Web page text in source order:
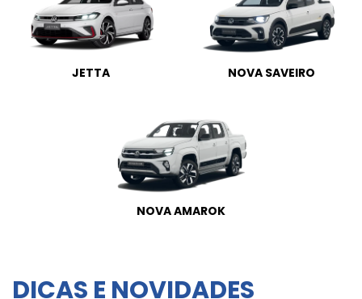
JETTA NOVA SAVEIRO
NOVA AMAROK
DICAS E NOVIDADES